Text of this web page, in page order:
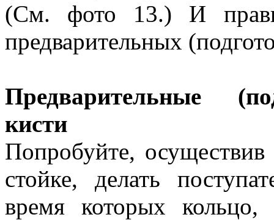
(См. фото 13.) И
предварительных
Предварительные
кисти
Попробуйте,
стойке, делать
время которых